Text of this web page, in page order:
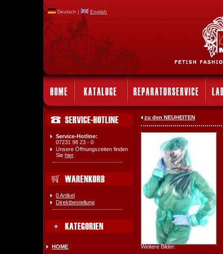
Deutsch | English
Service-Hotline:
07231 98 23 - 0
Unsere Öffnungszeiten finden
Sie hier.
0 Artikel
Direktbestellung
HOME
zu den NEUHEITEN
Weitere Bilder: